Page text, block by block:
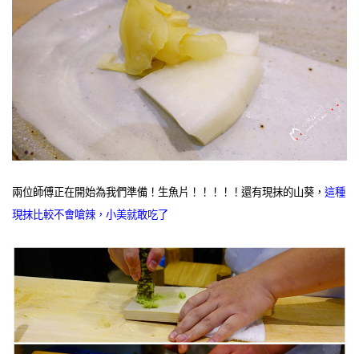
兩位師傅正在開始為我們準備！生魚片！！！！！還有現抹的山葵， 這種
現抹比較不會嗆辣，小美就敢吃了